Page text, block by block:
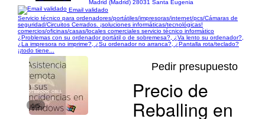
Madrid (Madrid) 28031 Santa Eugenia
Email validado
Servicio técnico para ordenadores/portátiles/impresoras/internet/pcs/Cámaras de
seguridad/Circuitos Cerrados. ¡soluciones informáticas/tecnológicas!
comercios/oficinas/casas/locales comerciales servicio técnico informático
¿Problemas con su ordenador portátil o de sobremesa?, ¿Va lento su ordenador?,
¿La impresora no imprime?, ¿Su ordenador no arranca?, ¿Pantalla rota/teclado?
¡¡todo tiene...
1/5
Pedir presupuesto
Precio de
Reballing en